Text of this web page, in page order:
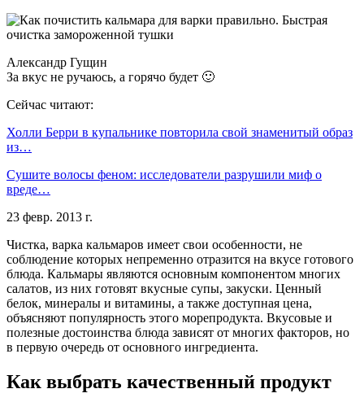
Александр Гущин
За вкус не ручаюсь, а горячо будет 🙂
Сейчас читают:
Холли Берри в купальнике повторила свой знаменитый образ
из…
Сушите волосы феном: исследователи разрушили миф о
вреде…
23 февр. 2013 г.
Чистка, варка кальмаров имеет свои особенности, не
соблюдение которых непременно отразится на вкусе готового
блюда. Кальмары являются основным компонентом многих
салатов, из них готовят вкусные супы, закуски. Ценный
белок, минералы и витамины, а также доступная цена,
объясняют популярность этого морепродукта. Вкусовые и
полезные достоинства блюда зависят от многих факторов, но
в первую очередь от основного ингредиента.­
Как выбрать качественный продукт